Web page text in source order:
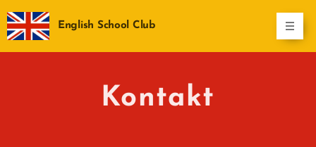
English School Club
Kontakt